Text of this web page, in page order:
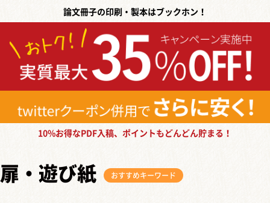
論文冊子の印刷・製本はブックホン！
10%お得なPDF入稿、ポイントもどんどん貯まる！
扉・遊び紙 おすすめキーワード